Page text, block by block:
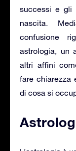
successi e gli
nascita.
confusione
astrologia, un
altri affini
fare chiarezza
di cosa si